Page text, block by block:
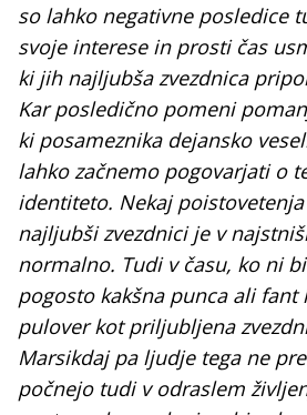
so lahko negativne posledice
svoje interese in prosti čas
ki jih najljubša zvezdnica
Kar posledično pomeni
ki posameznika dejansko
lahko začnemo pogovarjati o
identiteto. Nekaj
najljubši zvezdnici je v
normalno. Tudi v času, ko ni
pogosto kakšna punca ali
pulover kot priljubljena
Marsikdaj pa ljudje tega ne
počnejo tudi v odraslem